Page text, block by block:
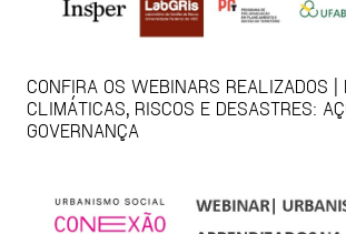
CONFIRA OS WEBINARS REALIZADOS |
CLIMÁTICAS, RISCOS E DESASTRES:
GOVERNANÇA